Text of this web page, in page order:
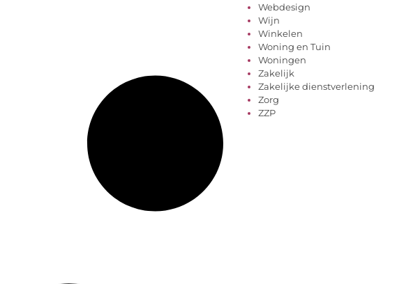
Webdesign
Wijn
Winkelen
Woning en Tuin
Woningen
Zakelijk
Zakelijke dienstverlening
Zorg
ZZP